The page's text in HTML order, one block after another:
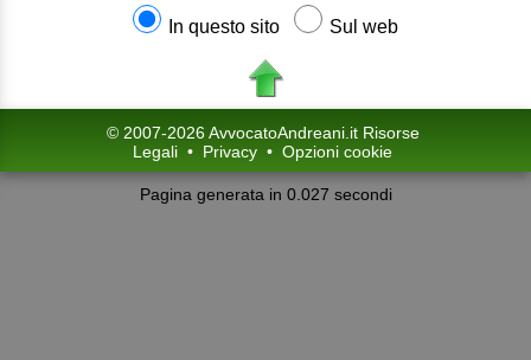
In questo sito Sul web
© 2007-2026 AvvocatoAndreani.it Risorse
Legali • Privacy • Opzioni cookie
Pagina generata in 0.027 secondi